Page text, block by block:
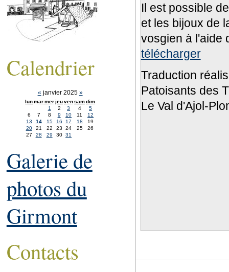
Il est possible
et les bijoux de
vosgien à l'aide
télécharger
Traduction
Patoisants des
Le Val d'Ajol-
Calendrier
« janvier 2025 »
lunmarmerjeuvensamdim
1
2 3 4
5
6
7 8 9 10 11
12
13
14 15 16 17 18
19
20
21 22 23 24 25
26
27
28 29 30 31
Galerie de
photos du
Girmont
Contacts